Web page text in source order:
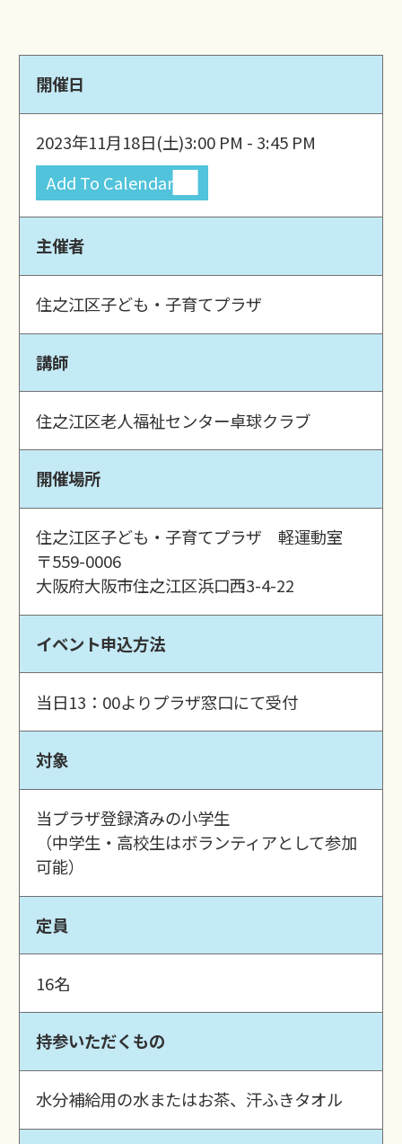
開催日
2023年11月18日(土)3:00 PM - 3:45 PM
Add To Calendar
主催者
住之江区子ども・子育てプラザ
講師
住之江区老人福祉センター卓球クラブ
開催場所
住之江区子ども・子育てプラザ 軽運動室
〒559-0006
大阪府大阪市住之江区浜口西3-4-22
イベント申込方法
当日13：00よりプラザ窓口にて受付
対象
当プラザ登録済みの小学生
（中学生・高校生はボランティアとして参加
可能）
定員
16名
持参いただくもの
水分補給用の水またはお茶、汗ふきタオル